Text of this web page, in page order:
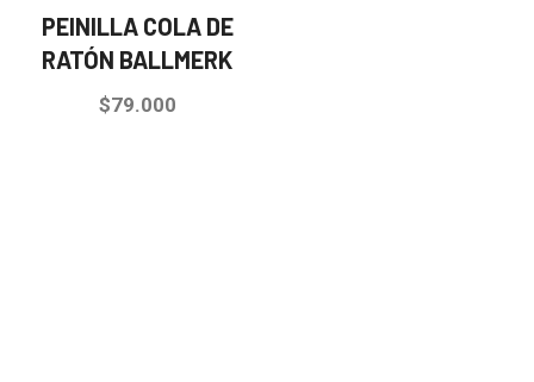
PEINILLA COLA DE
RATÓN BALLMERK
$79.000